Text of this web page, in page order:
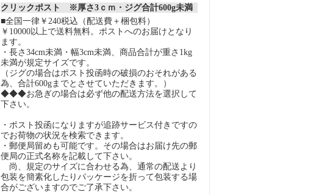
クリックポスト ※厚さ3ｃｍ・ジグ合計600g未満
■全国一律￥240税込（配送費＋梱包料）
￥10000以上で送料無料。ポストへのお届けとなり
ます。
・長さ34cm未満・幅3cm未満、商品合計が重さ1kg
未満が規定サイズです。
（ジグの場合はポスト投函時の破損のおそれがある
為、合計600gまでとさせていただきます。）
◆◆◆お急ぎの場合は必ず他の配送方法を選択して
下さい。
・ポスト投函になりますが追跡サービス付きですの
でお荷物の状況を検索できます。
・郵便局留めも可能です。その場合はお届け先の郵
便局の正式名称を記載して下さい。
尚、規定のサイズに合わせる為、通常の配送より
包装を簡素化したりパッケージを折って包装する場
合がございますのでご了承下さい。